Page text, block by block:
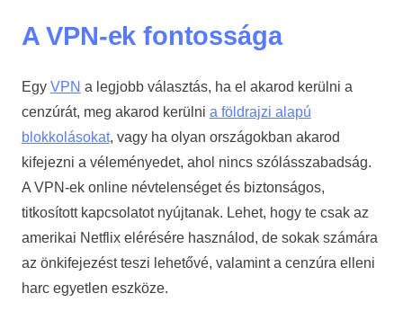
A VPN-ek fontossága
Egy VPN a legjobb választás, ha el akarod kerülni a
cenzúrát, meg akarod kerülni a földrajzi alapú
blokkolásokat, vagy ha olyan országokban akarod
kifejezni a véleményedet, ahol nincs szólásszabadság.
A VPN-ek online névtelenséget és biztonságos,
titkosított kapcsolatot nyújtanak. Lehet, hogy te csak az
amerikai Netflix elérésére használod, de sokak számára
az önkifejezést teszi lehetővé, valamint a cenzúra elleni
harc egyetlen eszköze.